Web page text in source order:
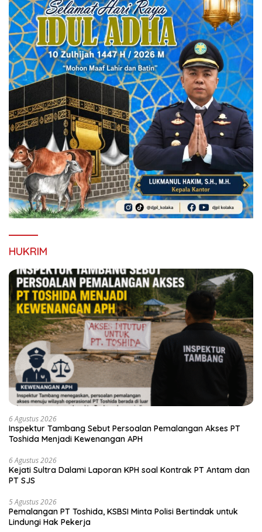
HUKRIM
6 Agustus 2026
Inspektur Tambang Sebut Persoalan Pemalangan Akses PT
Toshida Menjadi Kewenangan APH
6 Agustus 2026
Kejati Sultra Dalami Laporan KPH soal Kontrak PT Antam dan
PT SJS
5 Agustus 2026
Pemalangan PT Toshida, KSBSI Minta Polisi Bertindak untuk
Lindungi Hak Pekerja